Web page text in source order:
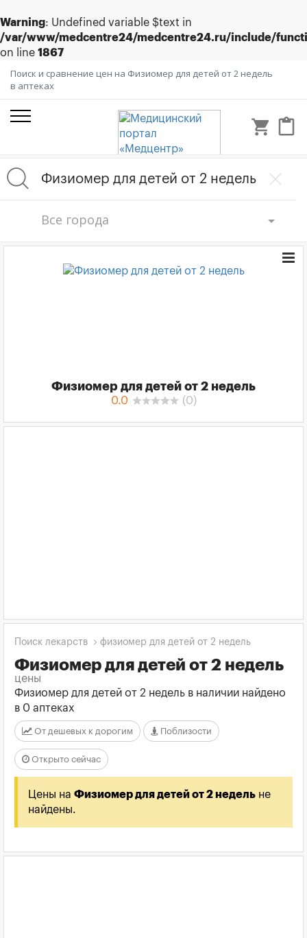
Warning: Undefined variable $text in
/var/www/medcentre24/medcentre24.ru/include/
on line 1867
Поиск и сравнение цен на Физиомер для детей от 2 недель
в аптеках
shopping_cart content_paste
Все города
Физиомер для детей от 2 недель
0.0 (0)
Поиск лекарств физиомер для детей от 2 недель
Физиомер для детей от 2 недель
цены
Физиомер для детей от 2 недель в наличии найдено
в 0 аптеках
От дешевых к дорогим Поблизости
Открыто сейчас
Цены на Физиомер для детей от 2 недель не
найдены.